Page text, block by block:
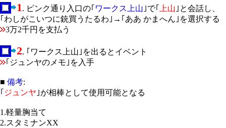
1 . ピンク通り入口の｢ ワークス上山 ｣で｢ 上山 ｣と会話し、
｢わしがこいつに銃買うたるわ｣→｢ああ かまへん｣を選択する
3万2千円を支払う
2. ｢ワークス上山｣を出るとイベント
｢ジュンヤのメモ｣を入手
■ 備考:
｢ ジュンヤ ｣が相棒として使用可能となる
1.軽量胸当て
2.スタミナンXX